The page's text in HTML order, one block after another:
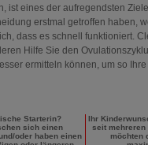
ist eines der aufregendsten
erstmal getroffen haben,
dass es schnell funktioniert.
Hilfe Sie den
ermitteln können, um so
Starterin?
sich einen
oder haben einen
Ihr
seit mehreren
möchten